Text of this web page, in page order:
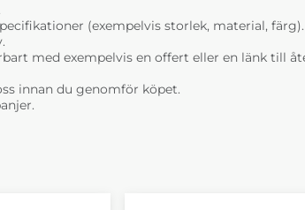
(exempelvis storlek, material, färg).
med exempelvis en offert eller en länk till
innan du genomför köpet.